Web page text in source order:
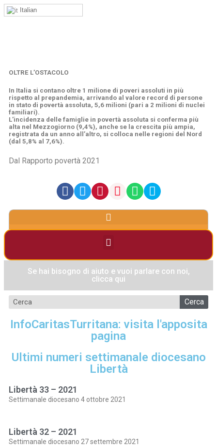
Italian
OLTRE L’OSTACOLO
In Italia si contano oltre 1 milione di poveri assoluti in più
rispetto al prepandemia, arrivando al valore record di persone
in stato di povertà assoluta, 5,6 milioni (pari a 2 milioni di nuclei
familiari).
L’incidenza delle famiglie in povertà assoluta si conferma più
alta nel Mezzogiorno (9,4%), anche se la crescita più ampia,
registrata da un anno all’altro, si colloca nelle regioni del Nord
(dal 5,8% al 7,6%).
Dal Rapporto povertà 2021
Se hai bisogno di aiuto e vuoi parlare con noi,
clicca qui
Cerca
InfoCaritasTurritana: visita l'apposita
pagina
Ultimi numeri settimanale diocesano
Libertà
Libertà 33 – 2021
Settimanale diocesano 4 ottobre 2021
Libertà 32 – 2021
Settimanale diocesano 27 settembre 2021